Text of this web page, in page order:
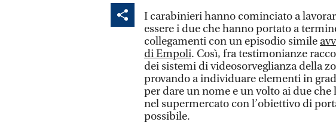
I carabinieri hanno cominciato a
essere i due che hanno portato a
collegamenti con un episodio simile
di Empoli. Così, fra testimonianze
dei sistemi di videosorveglianza della
provando a individuare elementi in
per dare un nome e un volto ai due
nel supermercato con l’obiettivo di
possibile.